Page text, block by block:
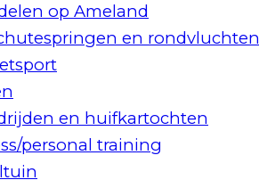
op Ameland
en rondvluchten
en huifkartochten
personal training